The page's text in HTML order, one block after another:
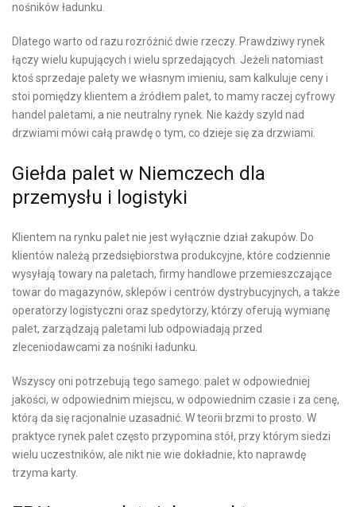
nośników ładunku.
Dlatego warto od razu rozróżnić dwie rzeczy. Prawdziwy rynek
łączy wielu kupujących i wielu sprzedających. Jeżeli natomiast
ktoś sprzedaje palety we własnym imieniu, sam kalkuluje ceny i
stoi pomiędzy klientem a źródłem palet, to mamy raczej cyfrowy
handel paletami, a nie neutralny rynek. Nie każdy szyld nad
drzwiami mówi całą prawdę o tym, co dzieje się za drzwiami.
Giełda palet w Niemczech dla
przemysłu i logistyki
Klientem na rynku palet nie jest wyłącznie dział zakupów. Do
klientów należą przedsiębiorstwa produkcyjne, które codziennie
wysyłają towary na paletach, firmy handlowe przemieszczające
towar do magazynów, sklepów i centrów dystrybucyjnych, a także
operatorzy logistyczni oraz spedytorzy, którzy oferują wymianę
palet, zarządzają paletami lub odpowiadają przed
zleceniodawcami za nośniki ładunku.
Wszyscy oni potrzebują tego samego: palet w odpowiedniej
jakości, w odpowiednim miejscu, w odpowiednim czasie i za cenę,
którą da się racjonalnie uzasadnić. W teorii brzmi to prosto. W
praktyce rynek palet często przypomina stół, przy którym siedzi
wielu uczestników, ale nikt nie wie dokładnie, kto naprawdę
trzyma karty.